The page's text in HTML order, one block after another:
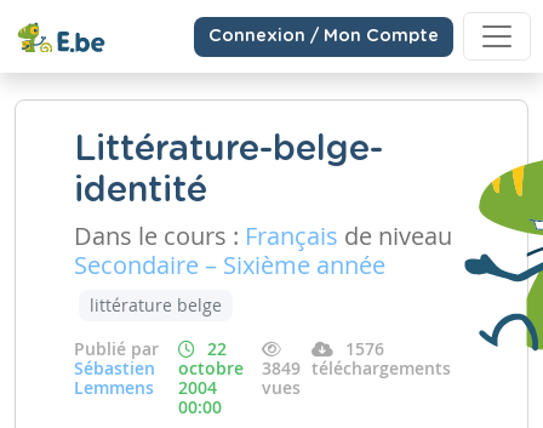
Connexion / Mon Compte
Littérature-belge-
identité
Dans le cours : Français de niveau
Secondaire – Sixième année
littérature belge
Publié par
Sébastien
Lemmens
22
octobre
2004
00:00
3849
vues
1576
téléchargements